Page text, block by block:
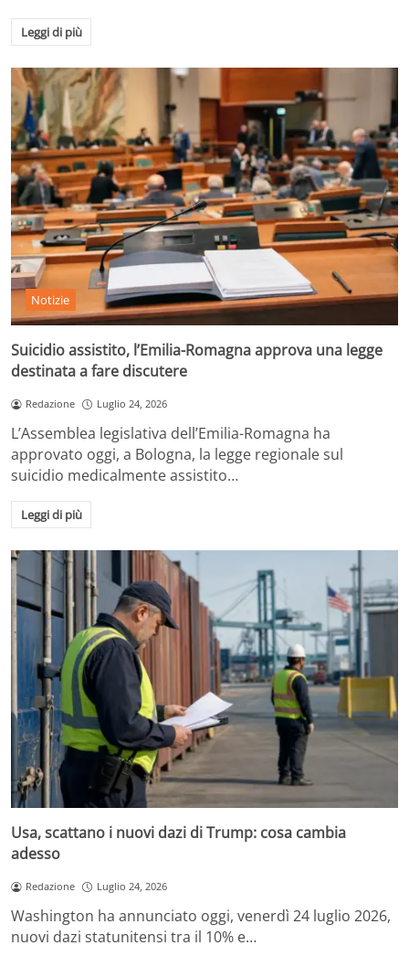
Leggi di più
Notizie
Suicidio assistito, l’Emilia-Romagna approva una legge
destinata a fare discutere
Redazione Luglio 24, 2026
L’Assemblea legislativa dell’Emilia-Romagna ha
approvato oggi, a Bologna, la legge regionale sul
suicidio medicalmente assistito…
Leggi di più
Usa, scattano i nuovi dazi di Trump: cosa cambia
adesso
Redazione Luglio 24, 2026
Washington ha annunciato oggi, venerdì 24 luglio 2026,
nuovi dazi statunitensi tra il 10% e…